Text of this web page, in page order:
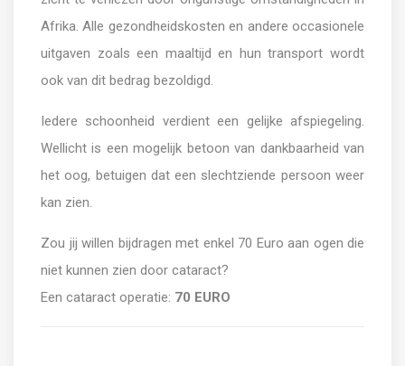
Afrika. Alle gezondheidskosten en andere occasionele
uitgaven zoals een maaltijd en hun transport wordt
ook van dit bedrag bezoldigd.
Iedere schoonheid verdient een gelijke afspiegeling.
Wellicht is een mogelijk betoon van dankbaarheid van
het oog, betuigen dat een slechtziende persoon weer
kan zien.
Zou jij willen bijdragen met enkel 70 Euro aan ogen die
niet kunnen zien door cataract?
Een cataract operatie: 70 EURO